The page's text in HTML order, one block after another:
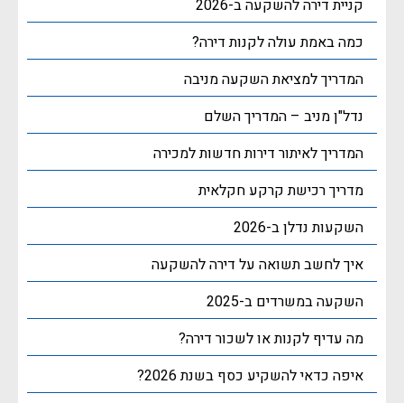
קניית דירה להשקעה ב-2026
כמה באמת עולה לקנות דירה?
המדריך למציאת השקעה מניבה
נדל"ן מניב – המדריך השלם
המדריך לאיתור דירות חדשות למכירה
מדריך רכישת קרקע חקלאית
השקעות נדלן ב-2026
איך לחשב תשואה על דירה להשקעה
השקעה במשרדים ב-2025
מה עדיף לקנות או לשכור דירה?
איפה כדאי להשקיע כסף בשנת 2026?